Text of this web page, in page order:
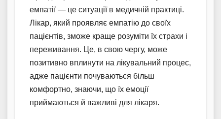
емпатії — це ситуації в медичній практиці.
Лікар, який проявляє емпатію до своїх
пацієнтів, зможе краще розуміти їх страхи і
переживання. Це, в свою чергу, може
позитивно вплинути на лікувальний процес,
адже пацієнти почуваються більш
комфортно, знаючи, що їх емоції
приймаються й важливі для лікаря.